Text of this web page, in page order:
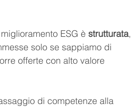
ESG è strutturata,
solo se sappiamo di
offerte con alto valore
di competenze alla